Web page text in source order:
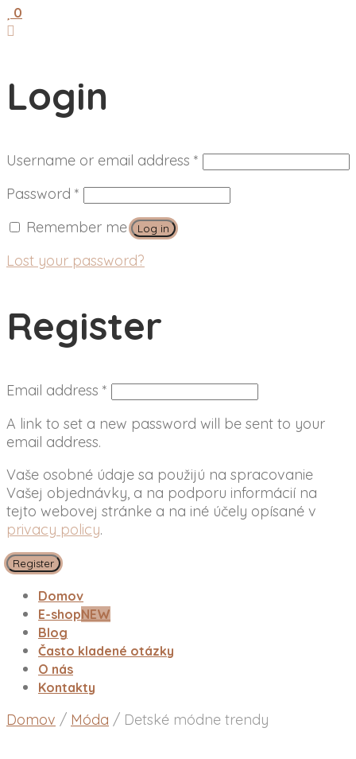
0
Login
Username or email address *
Password *
Remember me
Log in
Lost your password?
Register
Email address *
A link to set a new password will be sent to your
email address.
Vaše osobné údaje sa použijú na spracovanie
Vašej objednávky, a na podporu informácií na
tejto webovej stránke a na iné účely opísané v
privacy policy.
Register
Domov
E-shopNEW
Blog
Často kladené otázky
O nás
Kontakty
Domov / Móda / Detské módne trendy